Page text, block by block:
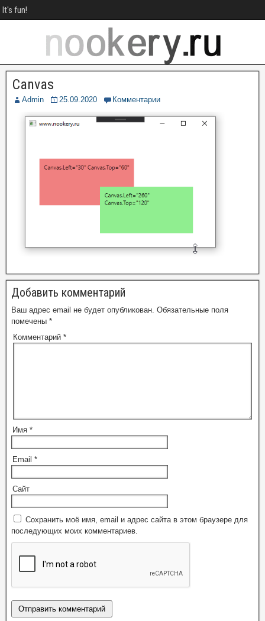
It's fun!
Canvas
Admin 25.09.2020 Комментарии
Добавить комментарий
Ваш адрес email не будет опубликован. Обязательные поля
помечены *
Комментарий *
Имя *
Email *
Сайт
Сохранить моё имя, email и адрес сайта в этом браузере для
последующих моих комментариев.